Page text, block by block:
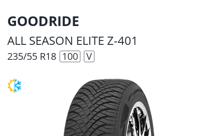
GOODRIDE
ALL SEASON ELITE Z-401
235/55 R18 100 V